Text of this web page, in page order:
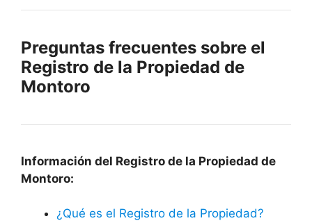
Preguntas frecuentes sobre el
Registro de la Propiedad de
Montoro
Información del Registro de la Propiedad de
Montoro:
¿Qué es el Registro de la Propiedad?